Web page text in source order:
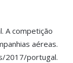
A competição
aéreas.
2017/portugal.